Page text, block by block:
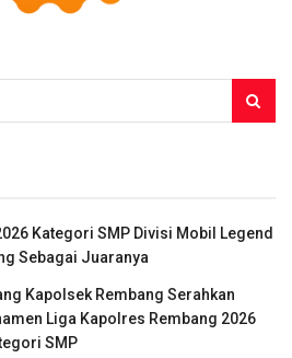
Kategori SMP Divisi Mobil Legend
Sebagai Juaranya
Kapolsek Rembang Serahkan
Liga Kapolres Rembang 2026
SMP